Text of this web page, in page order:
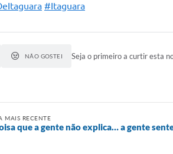
#Itaguara
NÃO GOSTEI Seja o primeiro a curtir esta
MAIS RECENTE
que a gente não explica… a gente